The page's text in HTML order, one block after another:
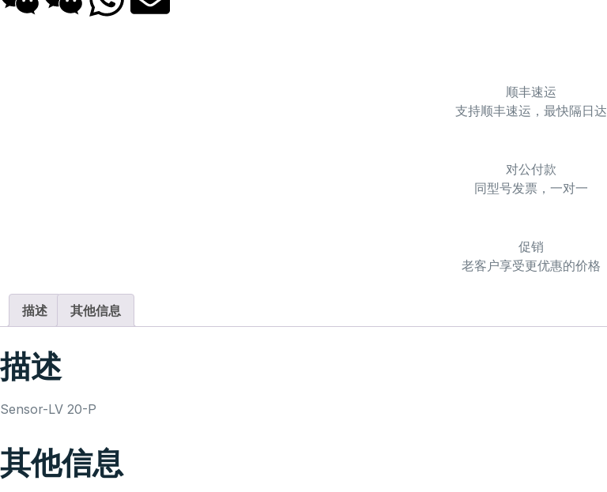
顺丰速运
支持顺丰速运，最快隔日达
对公付款
同型号发票，一对一
促销
老客户享受更优惠的价格
描述 其他信息
描述
Sensor-LV 20-P
其他信息